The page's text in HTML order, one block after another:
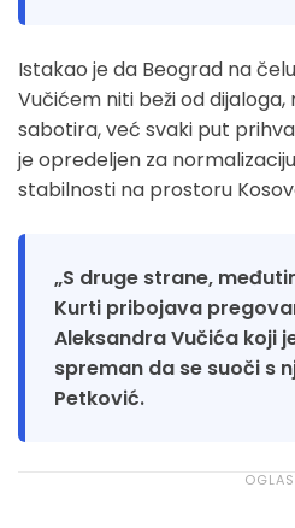
Istakao je da Beograd na
Vučićem niti beži od dijaloga,
sabotira, već svaki put
je opredeljen za
stabilnosti na prostoru
„S druge strane,
Kurti pribojava
Aleksandra Vučića koji
spreman da se suoči s
Petković.